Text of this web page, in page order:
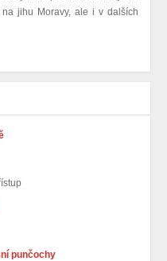
jihu Moravy, ale i v dalších
punčochy